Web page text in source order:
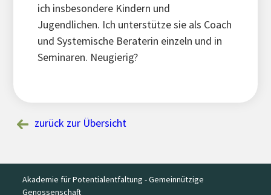
ich insbesondere Kindern und
Jugendlichen. Ich unterstütze sie als Coach
und Systemische Beraterin einzeln und in
Seminaren. Neugierig?
zurück zur Übersicht
Akademie für Potentialentfaltung - Gemeinnützige
Genossenschaft